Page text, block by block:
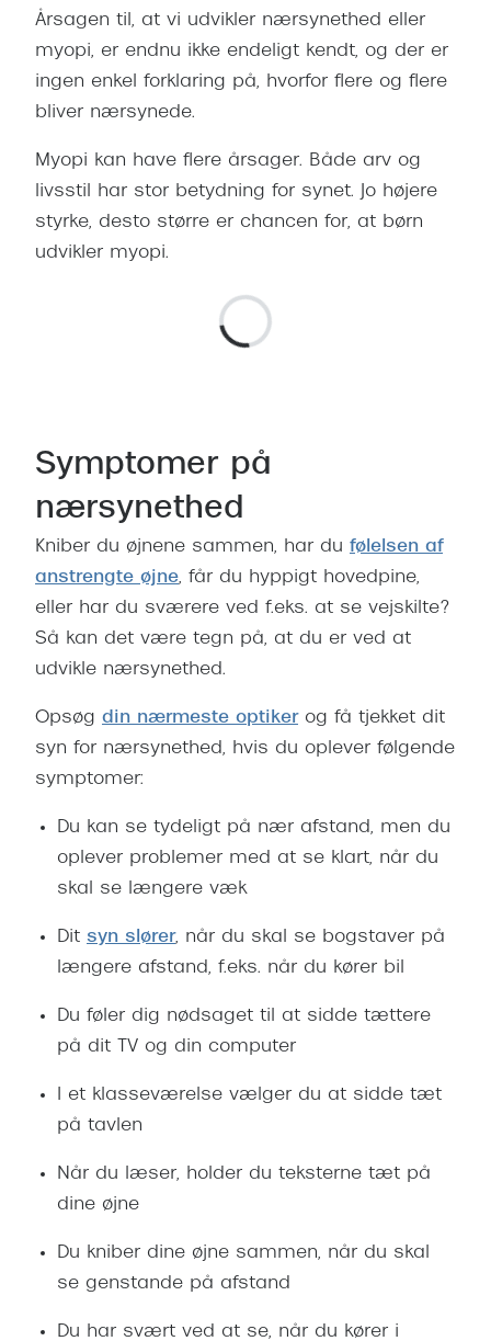
Årsagen til, at vi udvikler nærsynethed eller
myopi, er endnu ikke endeligt kendt, og der er
ingen enkel forklaring på, hvorfor flere og flere
bliver nærsynede.
Myopi kan have flere årsager. Både arv og
livsstil har stor betydning for synet. Jo højere
styrke, desto større er chancen for, at børn
udvikler myopi.
Symptomer på
nærsynethed
Kniber du øjnene sammen, har du følelsen af
anstrengte øjne, får du hyppigt hovedpine,
eller har du sværere ved f.eks. at se vejskilte?
Så kan det være tegn på, at du er ved at
udvikle nærsynethed.
Opsøg din nærmeste optikerog få tjekket dit
syn for nærsynethed, hvis du oplever følgende
symptomer:
Du kan se tydeligt på nær afstand, men du
oplever problemer med at se klart, når du
skal se længere væk
Dit syn slører, når du skal se bogstaver på
længere afstand, f.eks. når du kører bil
Du føler dig nødsaget til at sidde tættere
på dit TV og din computer
I et klasseværelse vælger du at sidde tæt
på tavlen
Når du læser, holder du teksterne tæt på
dine øjne
Du kniber dine øjne sammen, når du skal
se genstande på afstand
Du har svært ved at se, når du kører i